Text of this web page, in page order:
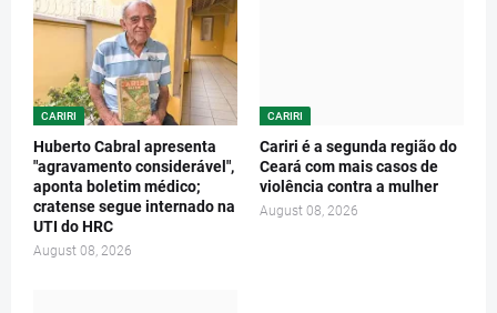
CARIRI
Huberto Cabral apresenta
"agravamento considerável",
aponta boletim médico;
cratense segue internado na
UTI do HRC
August 08, 2026
CARIRI
Cariri é a segunda região do
Ceará com mais casos de
violência contra a mulher
August 08, 2026